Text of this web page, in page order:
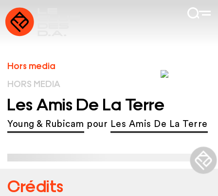
Hors media
HORS MEDIA
Les Amis De La Terre
Young & Rubicam pour Les Amis De La Terre
Crédits